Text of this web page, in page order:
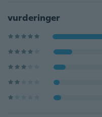
vurderinger